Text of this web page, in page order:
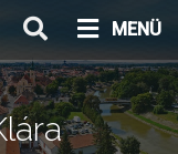
MENÜ